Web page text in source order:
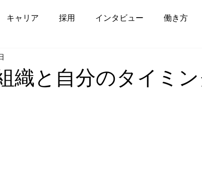
キャリア 採用 インタビュー 働き方
ナム文化
織と自分のタイミ